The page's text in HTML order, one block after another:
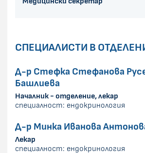
СПЕЦИАЛИСТИ В
Д-р Стефка Стефанова
Башлиева
Началник - отделение, лекар
специалност: ендокринология
Д-р Минка Иванова
Лекар
специалност: ендокринология